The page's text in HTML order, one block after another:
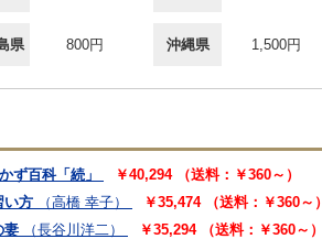
県 800円 沖縄県 1,500円
ず百科「続」
￥40,294 （送料：￥360～）
い方
（高橋 幸子）
￥35,474 （送料：￥360～）
妻
（長谷川洋二）
￥35,294 （送料：￥360～）